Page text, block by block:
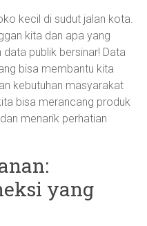
kecil di sudut jalan kota.
kita dan apa yang
data publik bersinar! Data
bisa membantu kita
kebutuhan masyarakat
bisa merancang produk
menarik perhatian
yang